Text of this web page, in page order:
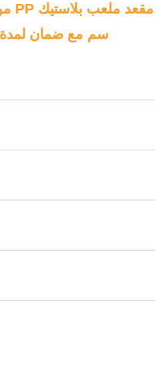
سم مع ضمان لمدة 5 سنوات لمدرجات كرة القدم